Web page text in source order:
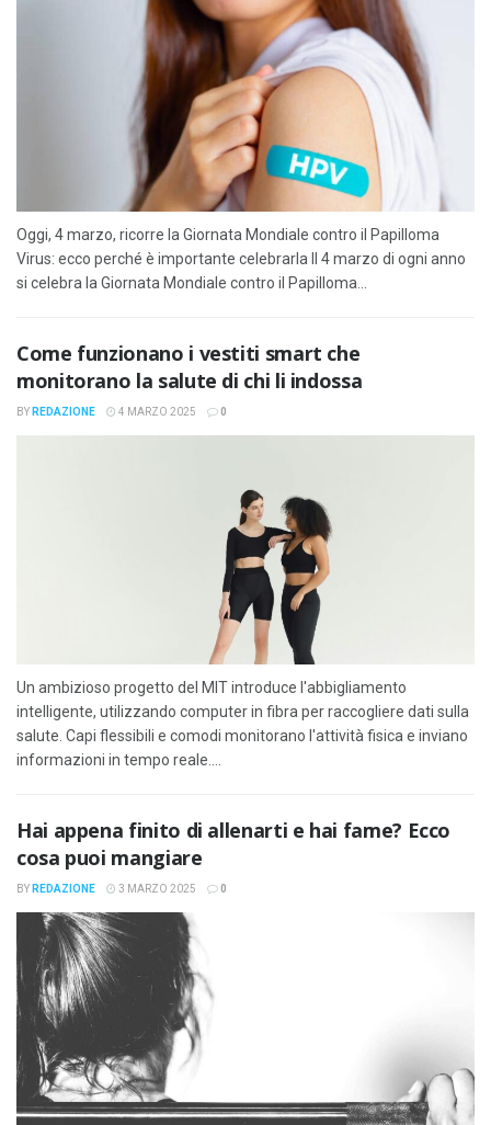
Oggi, 4 marzo, ricorre la Giornata Mondiale contro il Papilloma
Virus: ecco perché è importante celebrarla Il 4 marzo di ogni anno
si celebra la Giornata Mondiale contro il Papilloma...
Come funzionano i vestiti smart che
monitorano la salute di chi li indossa
BY REDAZIONE 4 MARZO 2025 0
Un ambizioso progetto del MIT introduce l'abbigliamento
intelligente, utilizzando computer in fibra per raccogliere dati sulla
salute. Capi flessibili e comodi monitorano l'attività fisica e inviano
informazioni in tempo reale....
Hai appena finito di allenarti e hai fame? Ecco
cosa puoi mangiare
BY REDAZIONE 3 MARZO 2025 0